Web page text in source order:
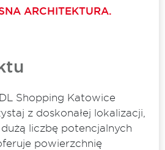
ARCHITEKTURA.
Shopping Katowice
z doskonałej lokalizacji,
liczbę potencjalnych
powierzchnię